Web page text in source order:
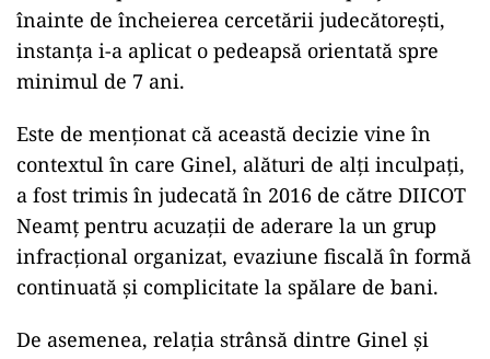
Chiar dacă excavatorul era fizic existent și
înregistrat în evidențele contabile, instanța a
concluzionat că operațiunea comercială nu
infracțiunii deevaziune fiscală.
Ginel este acuzat de un prejudiciu total de
aproape 190.000 de euro, iar pedeapsa pentru
evaziunea fiscală de peste 100.000 de euro este
de minim 7 ani și maxim 13 ani de detenție.
înainte de încheierea cercetării judecătorești,